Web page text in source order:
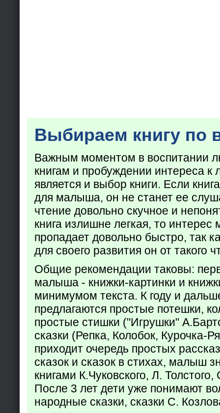
Выбираем книгу по
Важным моментом в воспитании
книгам и пробуждении интереса к
является и выбор книги. Если
для малыша, он не станет ее
чтение довольно скучное и
книга излишне легкая, то
пропадает довольно быстро, так
для своего развития он от такого
Общие рекомендации таковы:
малыша - книжки-картинки и
минимумом текста. К году и
предлагаются простые потешки,
простые стишки ("Игрушки"
сказки (Репка, Колобок, Курочка-
приходит очередь простых
сказок и сказок в стихах, малыш
книгами К.Чуковского, Л.
После 3 лет дети уже понимают
народные сказки, сказки С.